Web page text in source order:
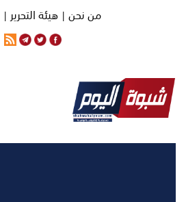
من نحن |هيئة التحرير |